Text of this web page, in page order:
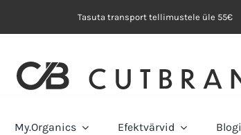
Tasuta transport tellimustele üle 55€
My.Organics Efektvärvid Blogi